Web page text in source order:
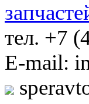
тел. +7
E-mail: